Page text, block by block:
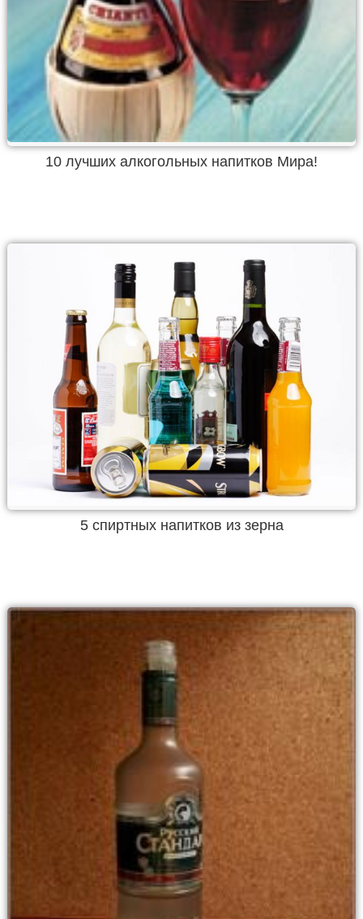
10 лучших алкогольных напитков Мира!
5 спиртных напитков из зерна